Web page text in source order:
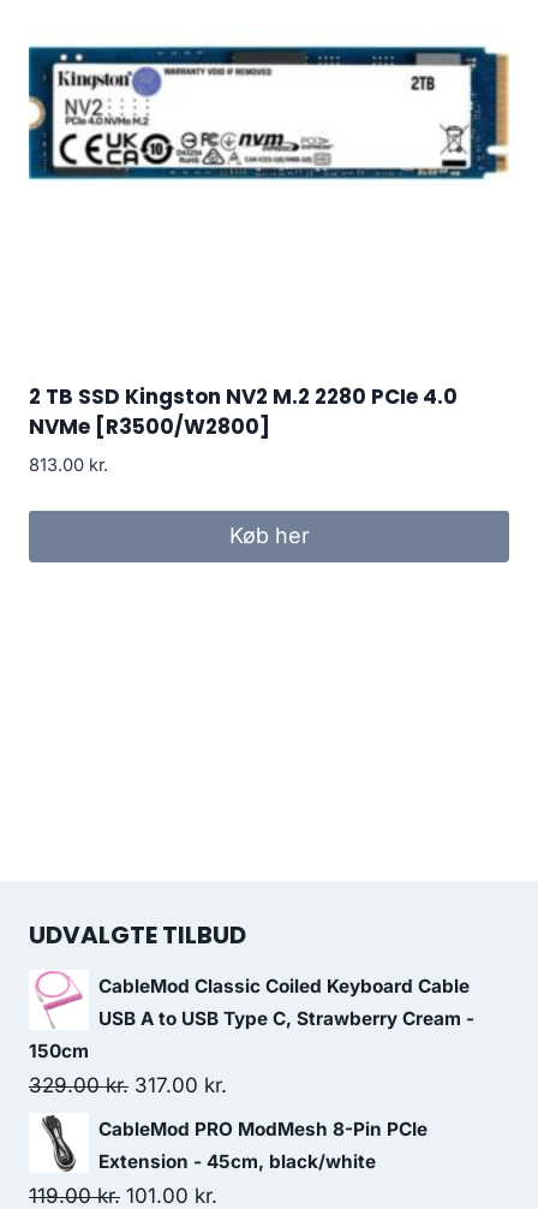
2 TB SSD Kingston NV2 M.2 2280 PCIe 4.0
NVMe [R3500/W2800]
813.00 kr.
Køb her
UDVALGTE TILBUD
CableMod Classic Coiled Keyboard Cable
USB A to USB Type C, Strawberry Cream -
150cm
329.00kr. Original
price
was:
329.00 kr..
317.00 kr.
price
is:
CableMod PRO ModMesh 8-Pin PCIe
Extension - 45cm, black/white
119.00kr. Original
101.00 kr.